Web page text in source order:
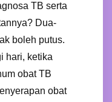
TB serta
Dua-
boleh putus.
hari, ketika
obat TB
obat